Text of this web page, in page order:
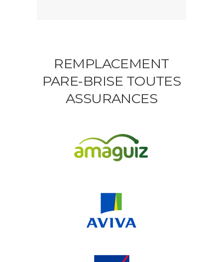
REMPLACEMENT
PARE-BRISE TOUTES
ASSURANCES